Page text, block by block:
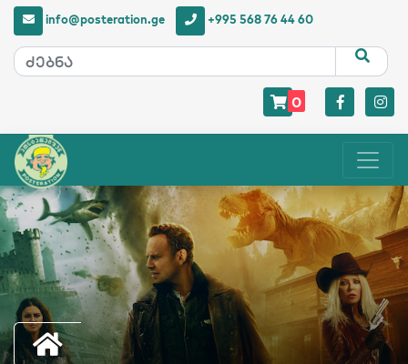
info@posteration.ge +995 568 76 44 60
0